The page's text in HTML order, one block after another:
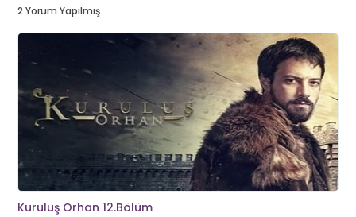
2 Yorum Yapılmış
Kuruluş Orhan 12.Bölüm